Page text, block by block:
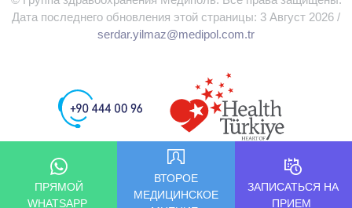
Дата последнего обновления этой страницы: 3 Август 2026 /
serdar.yilmaz@medipol.com.tr
ПРЯМОЙ
WHATSAPP
ВТОРОЕ
МЕДИЦИНСКОЕ
ЗАПИСАТЬСЯ НА
ПРИЕМ